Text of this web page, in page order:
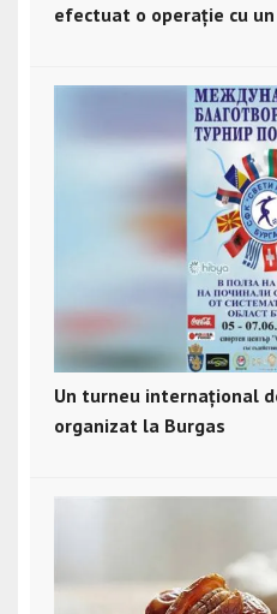
efectuat o operație cu
Un turneu internațional
organizat la Burgas